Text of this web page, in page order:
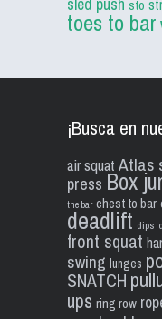
sto
toes to bar
¡Busca en
air squat Atlas
press Box
the bar chest to bar
deadlift dips
front squat
swing lunges
SNATCH
ups ring row